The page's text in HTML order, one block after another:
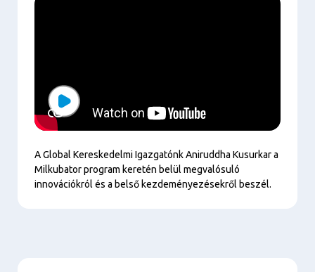
Play
A Global Kereskedelmi Igazgatónk Aniruddha Kusurkar a
Milkubator program keretén belül megvalósuló
innovációkról és a belső kezdeményezésekről beszél.